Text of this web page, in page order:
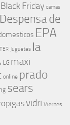
Black Friday camas
Despensa de
EPA
Juguetes la
LG maxi
online prado
sears
vidri Viernes